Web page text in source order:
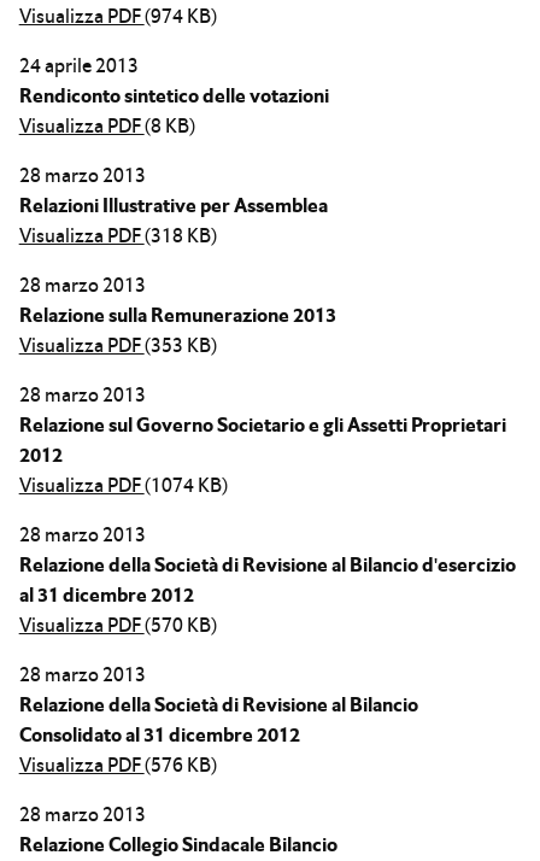
Visualizza PDF(974 KB)
24 aprile 2013
Rendiconto sintetico delle votazioni
Visualizza PDF(8 KB)
28 marzo 2013
Relazioni Illustrative per Assemblea
Visualizza PDF(318 KB)
28 marzo 2013
Relazione sulla Remunerazione 2013
Visualizza PDF(353 KB)
28 marzo 2013
Relazione sul Governo Societario e gli Assetti Proprietari
2012
Visualizza PDF(1074 KB)
28 marzo 2013
Relazione della Società di Revisione al Bilancio d'esercizio
al 31 dicembre 2012
Visualizza PDF(570 KB)
28 marzo 2013
Relazione della Società di Revisione al Bilancio
Consolidato al 31 dicembre 2012
Visualizza PDF(576 KB)
28 marzo 2013
Relazione Collegio Sindacale Bilancio